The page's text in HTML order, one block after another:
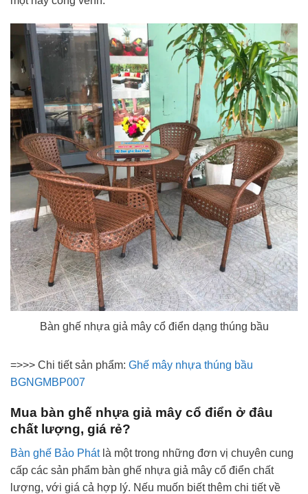
Bàn ghế nhựa giả mây cổ điển dạng thúng bầu
=>>> Chi tiết sản phẩm: Ghế mây nhựa thúng bầu
BGNGMBP007
Mua bàn ghế nhựa giả mây cổ điển ở đâu
chất lượng, giá rẻ?
Bàn ghế Bảo Phátlà một trong những đơn vị chuyên cung
cấp các sản phẩm bàn ghế nhựa giả mây cổ điển chất
lượng, với giá cả hợp lý. Nếu muốn biết thêm chi tiết về